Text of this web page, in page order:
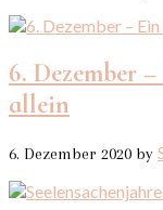
6. Dezember
allein
6. Dezember 2020 by